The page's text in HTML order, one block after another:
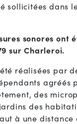
sollicitées dans
sonores ont
sur Charleroi.
réalisées par
agréés
des
des
à une distance